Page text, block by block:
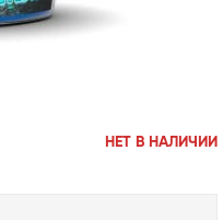
НЕТ В НАЛИЧИИ